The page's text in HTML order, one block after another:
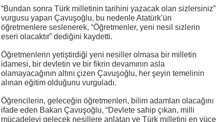
“Bundan sonra Türk milletinin tarihini yazacak olan sizlersiniz”
vurgusu yapan Çavuşoğlu, bu nedenle Atatürk’ün
öğretmenlere seslenerek, “Öğretmenler, yeni nesil sizlerin
eseri olacaktır” dediğini kaydetti.
Öğretmenlerin yetiştirdiği yeni nesiller olmasa bir milletin
idamesi, bir devletin ve bir fikrin devamının asla
olamayacağının altını çizen Çavuşoğlu, her şeyin temelinin
alınan eğitim olduğunu vurguladı.
Öğrencilerin, geleceğin öğretmenleri, bilim adamları olacağını
ifade eden Bakan Çavuşoğlu, “Devlete sahip çıkan, milli
mücadeleyi gelecek nesillere anlatan ve Türk milletini en yüce